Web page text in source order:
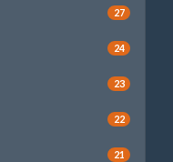
27
24
23
22
21